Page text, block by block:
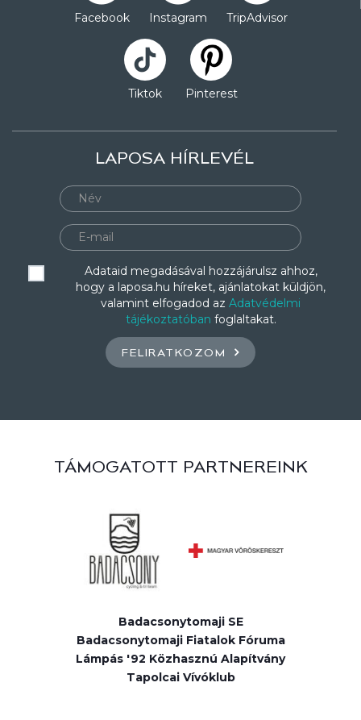
Facebook Instagram TripAdvisor
Tiktok Pinterest
LAPOSA HÍRLEVÉL
Adataid megadásával hozzájárulsz ahhoz,
hogy a laposa.hu híreket, ajánlatokat küldjön,
valamint elfogadod az Adatvédelmi
tájékoztatóban foglaltakat.
FELIRATKOZOM
TÁMOGATOTT PARTNEREINK
Badacsonytomaji SE
Badacsonytomaji Fiatalok Fóruma
Lámpás '92 Közhasznú Alapítvány
Tapolcai Vívóklub